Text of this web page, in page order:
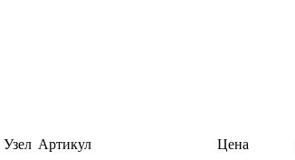
Узел Артикул Цена